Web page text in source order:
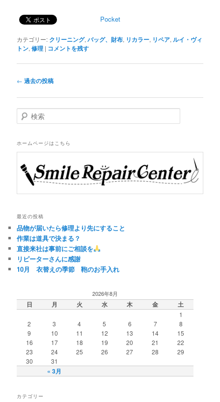
Pocket
カテゴリー: クリーニング,バッグ、財布, リカラー, リペア,ルイ・ヴィ
トン,修理 | コメントを残す
投
ナ
ビ
ゲ
シ
ョ
← 過去の投稿
検
索
ホームページはこちら
最近の投稿
品物が届いたら修理より先にすること
作業は道具で決まる？
直接来社は事前にご相談を
リピーターさんに感謝
10月 衣替えの季節 鞄のお手入れ
2026年8月
日 月 火 水 木 金 土
« 3月
1
2
3 4 5 6 7
8
9
10 11 12 13 14
15
16
17 18 19 20 21
22
23
24 25 26 27 28
29
30
31
カテゴリー